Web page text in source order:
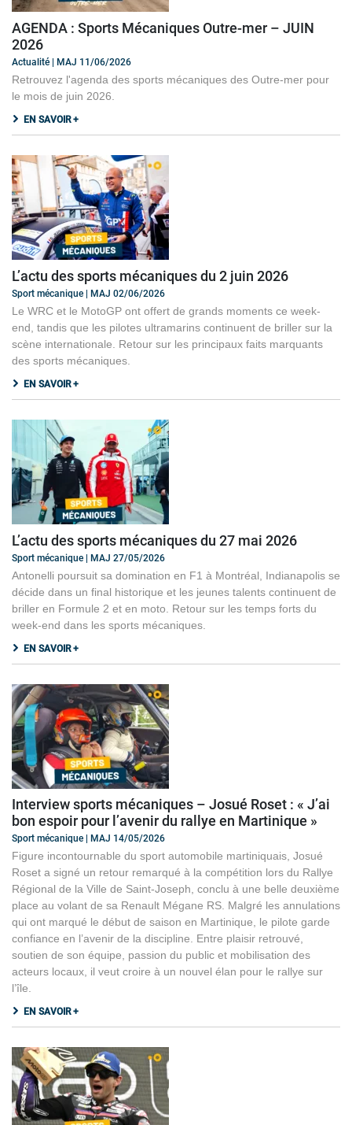
AGENDA : Sports Mécaniques Outre-mer – JUIN
2026
Actualité | MAJ 11/06/2026
Retrouvez l'agenda des sports mécaniques des Outre-mer pour
le mois de juin 2026.
EN SAVOIR +
L’actu des sports mécaniques du 2 juin 2026
Sport mécanique | MAJ 02/06/2026
Le WRC et le MotoGP ont offert de grands moments ce week-
end, tandis que les pilotes ultramarins continuent de briller sur la
scène internationale. Retour sur les principaux faits marquants
des sports mécaniques.
EN SAVOIR +
L’actu des sports mécaniques du 27 mai 2026
Sport mécanique | MAJ 27/05/2026
Antonelli poursuit sa domination en F1 à Montréal, Indianapolis se
décide dans un final historique et les jeunes talents continuent de
briller en Formule 2 et en moto. Retour sur les temps forts du
week-end dans les sports mécaniques.
EN SAVOIR +
Interview sports mécaniques – Josué Roset : « J’ai
bon espoir pour l’avenir du rallye en Martinique »
Sport mécanique | MAJ 14/05/2026
Figure incontournable du sport automobile martiniquais, Josué
Roset a signé un retour remarqué à la compétition lors du Rallye
Régional de la Ville de Saint-Joseph, conclu à une belle deuxième
place au volant de sa Renault Mégane RS. Malgré les annulations
qui ont marqué le début de saison en Martinique, le pilote garde
confiance en l’avenir de la discipline. Entre plaisir retrouvé,
soutien de son équipe, passion du public et mobilisation des
acteurs locaux, il veut croire à un nouvel élan pour le rallye sur
l’île.
EN SAVOIR +